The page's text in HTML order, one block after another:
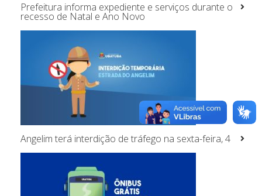
Prefeitura informa expediente e serviços durante o
recesso de Natal e Ano Novo
Angelim terá interdição de tráfego na sexta-feira, 4